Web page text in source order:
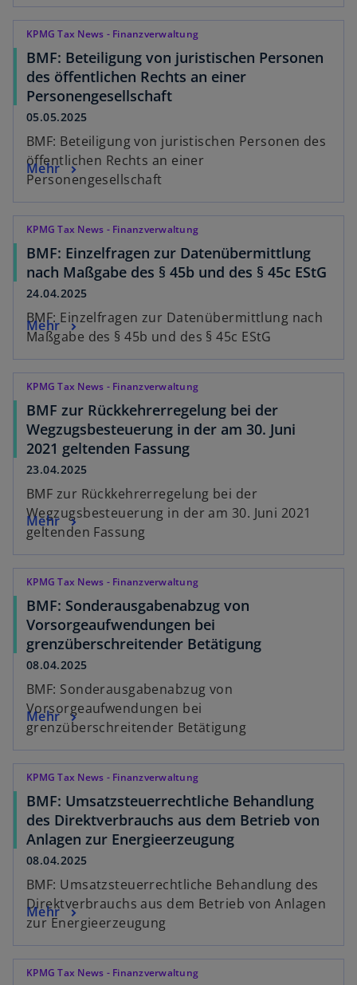
KPMG Tax News - Finanzverwaltung
BMF: Beteiligung von juristischen Personen
des öffentlichen Rechts an einer
Personengesellschaft
05.05.2025
BMF: Beteiligung von juristischen Personen des
öffentlichen Rechts an einer
Personengesellschaft
Mehr
KPMG Tax News - Finanzverwaltung
BMF: Einzelfragen zur Datenübermittlung
nach Maßgabe des § 45b und des § 45c EStG
24.04.2025
BMF: Einzelfragen zur Datenübermittlung nach
Maßgabe des § 45b und des § 45c EStG
Mehr
KPMG Tax News - Finanzverwaltung
BMF zur Rückkehrerregelung bei der
Wegzugsbesteuerung in der am 30. Juni
2021 geltenden Fassung
23.04.2025
BMF zur Rückkehrerregelung bei der
Wegzugsbesteuerung in der am 30. Juni 2021
geltenden Fassung
Mehr
KPMG Tax News - Finanzverwaltung
BMF: Sonderausgabenabzug von
Vorsorgeaufwendungen bei
grenzüberschreitender Betätigung
08.04.2025
BMF: Sonderausgabenabzug von
Vorsorgeaufwendungen bei
grenzüberschreitender Betätigung
Mehr
KPMG Tax News - Finanzverwaltung
BMF: Umsatzsteuerrechtliche Behandlung
des Direktverbrauchs aus dem Betrieb von
Anlagen zur Energieerzeugung
08.04.2025
BMF: Umsatzsteuerrechtliche Behandlung des
Direktverbrauchs aus dem Betrieb von Anlagen
zur Energieerzeugung
Mehr
KPMG Tax News - Finanzverwaltung